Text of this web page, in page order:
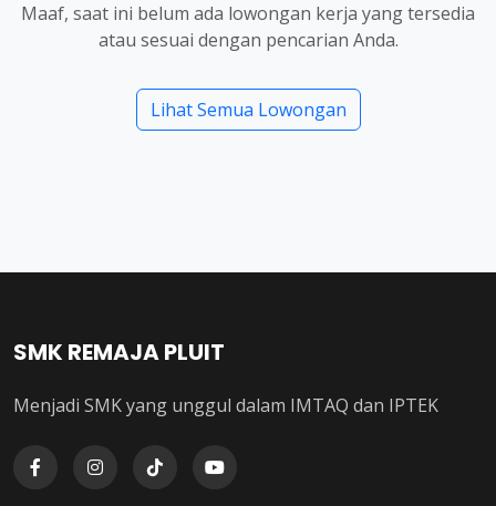
Maaf, saat ini belum ada lowongan kerja yang tersedia
atau sesuai dengan pencarian Anda.
Lihat Semua Lowongan
SMK REMAJA PLUIT
Menjadi SMK yang unggul dalam IMTAQ dan IPTEK